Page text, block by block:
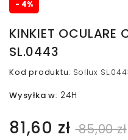
- 4%
KINKIET OCULARE
SL.0443
Kod produktu: Sollux
Wysyłka w: 24H
81,60 zł 85,00 zł